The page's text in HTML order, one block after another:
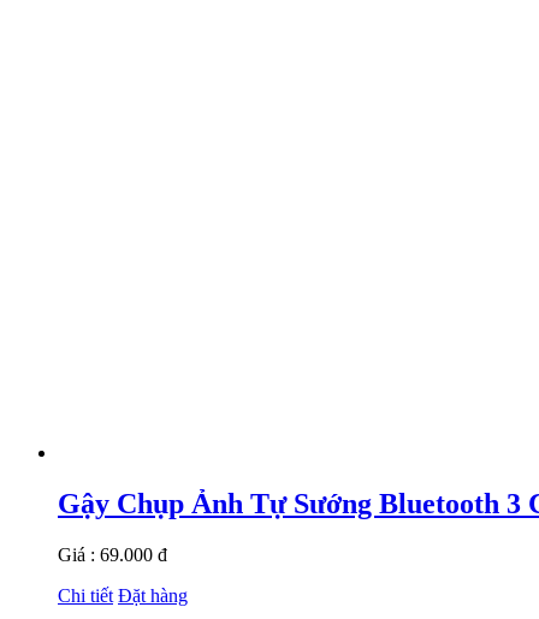
Gậy Chụp Ảnh Tự Sướng Bluetooth 3
Giá : 69.000 đ
Chi tiết Đặt hàng